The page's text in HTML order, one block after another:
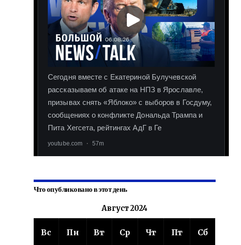
Что опубликовано в этот день
Август 2024
Вс Пн Вт Ср Чт Пт Сб